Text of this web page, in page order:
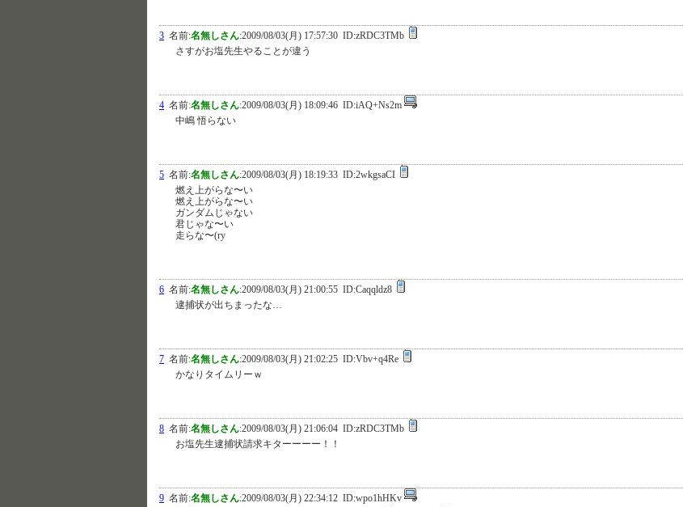
3 名前:名無しさん:2009/08/03(月) 17:57:30 ID:zRDC3TMb
さすがお塩先生やることが違う
4 名前:名無しさん:2009/08/03(月) 18:09:46 ID:iAQ+Ns2m
中嶋 悟らない
5 名前:名無しさん:2009/08/03(月) 18:19:33 ID:2wkgsaCI
燃え上がらな〜い
燃え上がらな〜い
ガンダムじゃない
君じゃな〜い
走らな〜(ry
6 名前:名無しさん:2009/08/03(月) 21:00:55 ID:Caqqldz8
逮捕状が出ちまったな…
7 名前:名無しさん:2009/08/03(月) 21:02:25 ID:Vbv+q4Re
かなりタイムリーｗ
8 名前:名無しさん:2009/08/03(月) 21:06:04 ID:zRDC3TMb
お塩先生逮捕状請求キターーーー！！
9 名前:名無しさん:2009/08/03(月) 22:34:12 ID:wpo1hHKv